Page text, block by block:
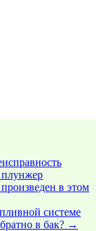
плунжер
в этом
системе
в бак? →